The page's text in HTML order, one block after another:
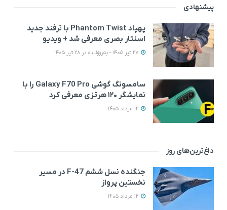
پیشنهادی
پهپاد Phantom Twist با ترفند جدید
استتار بصری معرفی شد + ویدیو
سامسونگ گوشی Galaxy F70 Pro را با
نمایشگر ۱۲۰ هرتزی معرفی کرد
داغ‌ترین‌های روز
جنگنده نسل ششم F-47 در مسیر
نخستین پرواز